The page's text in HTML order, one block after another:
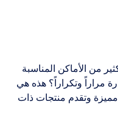
من الأماكن المناسبة
مراراً وتكراراً؟ هذه هي
مميزة وتقدم منتجات ذات